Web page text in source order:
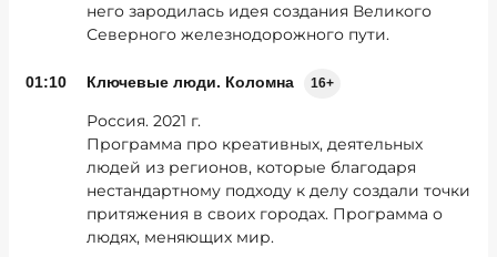
него зародилась идея создания Великого
Северного железнодорожного пути.
01:10 Ключевые люди. Коломна 16+
Россия. 2021 г.
Программа про креативных, деятельных
людей из регионов, которые благодаря
нестандартному подходу к делу создали точки
притяжения в своих городах. Программа о
людях, меняющих мир.